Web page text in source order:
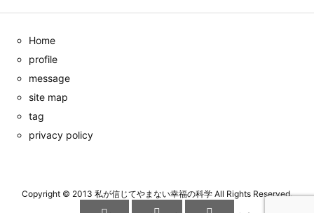
Home
profile
message
site map
tag
privacy policy
Copyright © 2013 私が信じてやまない幸福の科学 All Rights Reserved.